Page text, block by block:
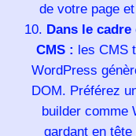
de votre page
Dans le
CMS : les CMS
WordPress
DOM. Préférez
builder comme
gardant en